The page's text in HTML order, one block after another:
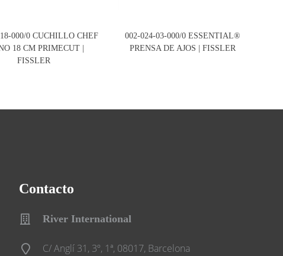
000/0 CUCHILLO CHEF
18 CM PRIMECUT |
FISSLER
002-024-03-000/0 ESSENTIAL®
PRENSA DE AJOS | FISSLER
Contacto
River International
C/ Anglí 31, 3º, 1ª, 08017, Barcelona